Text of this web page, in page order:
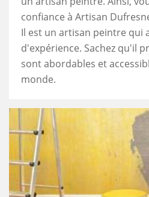
confiance à Artisan
Il est un artisan peintre qui
d'expérience. Sachez qu'il
sont abordables et
monde.